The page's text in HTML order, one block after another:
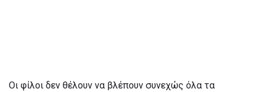
Οι φίλοι δεν θέλουν να βλέπουν συνεχώς όλα τα